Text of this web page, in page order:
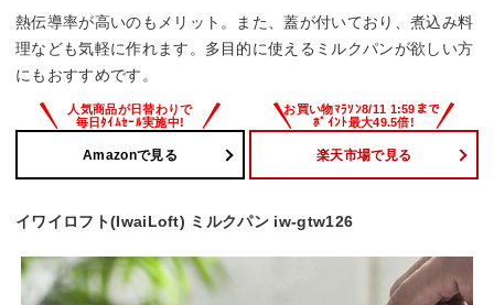
熱伝導率が高いのもメリット。また、蓋が付いており、煮込み料
理なども気軽に作れます。多目的に使えるミルクパンが欲しい方
にもおすすめです。
Amazonで見る 楽天市場で見る
イワイロフト(IwaiLoft) ミルクパン iw-gtw126